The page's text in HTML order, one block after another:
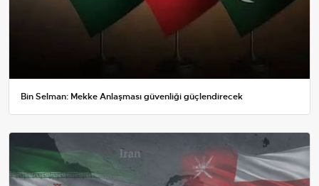
Bin Selman: Mekke Anlaşması güvenliği güçlendirecek